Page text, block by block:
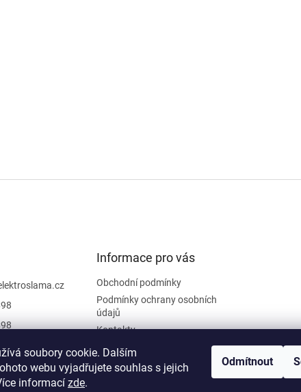
soubory cookie. Dalším
webu vyjadřujete souhlas s jejich
informací zde.
Odmítnout
na
Informace pro vás
Obchodní podmínky
Podmínky ochrany osobních
údajů
Kontakty